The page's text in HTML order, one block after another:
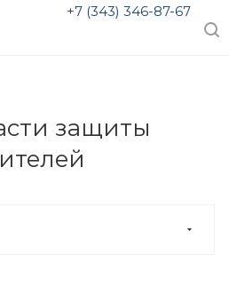
+7 (343) 346-87-67
защиты